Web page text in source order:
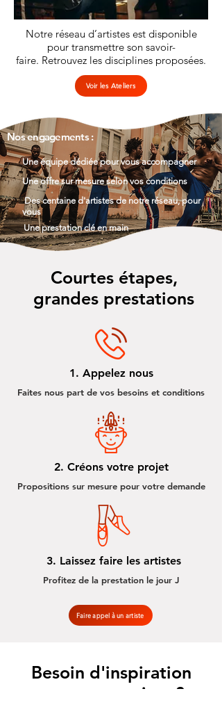
Voir les Ateliers
Notre réseau d’artistes est disponible
pour transmettre son savoir-
faire. Retrouvez les disciplines proposées.
Courtes étapes,
grandes prestations
1. Appelez nous
Faites nous part de vos besoins et conditions
2. Créons votre projet
Propositions sur mesure pour votre demande
3. Laissez faire les artistes
Profitez de la prestation le jour J
Faire appel à un artiste
Nos engagements :
Une équipe dédiée pour vous accompagner
Des centaine d'artistes de notre réseau, pour
vous
Une offre sur mesure selon vos conditions
Une prestation clé en main
Besoin d'inspiration
pour vos projets ?